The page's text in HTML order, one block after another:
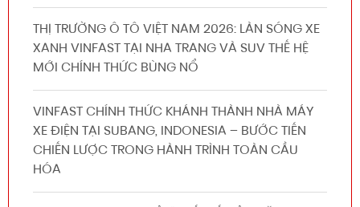
THỊ TRƯỜNG Ô TÔ VIỆT NAM 2026: LÀN SÓNG XE
XANH VINFAST TẠI NHA TRANG VÀ SUV THẾ HỆ
MỚI CHÍNH THỨC BÙNG NỔ
VINFAST CHÍNH THỨC KHÁNH THÀNH NHÀ MÁY
XE ĐIỆN TẠI SUBANG, INDONESIA – BƯỚC TIẾN
CHIẾN LƯỢC TRONG HÀNH TRÌNH TOÀN CẦU
HÓA